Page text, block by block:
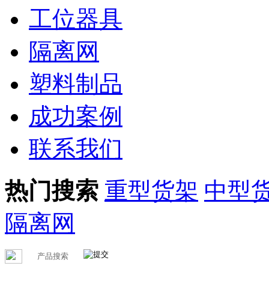
工位器具
隔离网
塑料制品
成功案例
联系我们
热门搜索 重型货架 中型
隔离网